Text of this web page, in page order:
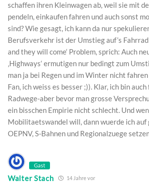
schaffen ihren Kleinwagen ab, weil sie mit
pendeln, einkaufen fahren und auch sonst
sind? Wie gesagt, ich kann da nur
Berufsverkehr ist der Umstieg auf’s
and they will come‘ Problem, sprich: Auch
‚Highways‘ ermutigen nur bedingt zum
man ja bei Regen und im Winter nicht fahren
Fan, ich weiss es besser ;)). Klar, ich bin
Radwege-aber bevor man grosse
ein bisschen Empirie nicht schlecht. Und
Mobilitaetswandel will, dann wuerde ich auf
OEPNV, S-Bahnen und Regionalzuege
Gast
Walter Stach 14 Jahre vor